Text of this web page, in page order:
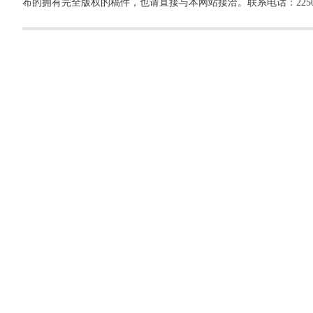
布的拥有完全版权的稿件，也请直接与本网站接洽。联系电话：